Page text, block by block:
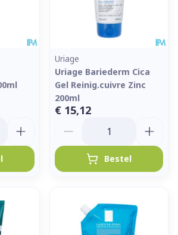
Uriage
Uriage Bariederm Cica
Gel Reinig.cuivre Zinc
200ml
€ 15,12
Bestel